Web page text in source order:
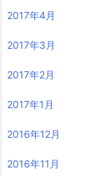
2017年4月
2017年3月
2017年2月
2017年1月
2016年12月
2016年11月